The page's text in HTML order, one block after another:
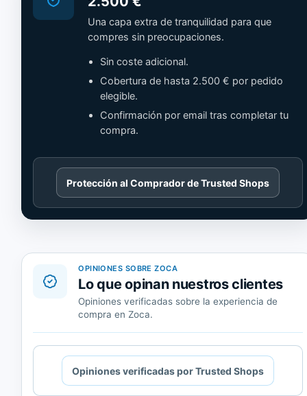
Una capa extra de tranquilidad para que
compres sin preocupaciones.
Sin coste adicional.
Cobertura de hasta 2.500 € por pedido
elegible.
Confirmación por email tras completar tu
compra.
Cargando
contenido
de
Protección al Comprador de Trusted Shops
OPINIONES SOBRE ZOCA
Lo que opinan nuestros clientes
Opiniones verificadas sobre la experiencia de
compra en Zoca.
Cargando
contenido
Opiniones verificadas por Trusted Shops